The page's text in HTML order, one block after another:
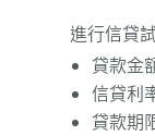
進行信貸
貸款金
信貸利
貸款期